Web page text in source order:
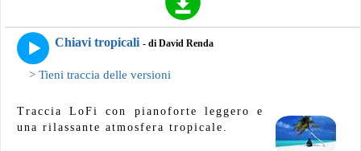
Chiavi tropicali - di David Renda
> Tieni traccia delle versioni
Traccia LoFi con pianoforte leggero e
una rilassante atmosfera tropicale.